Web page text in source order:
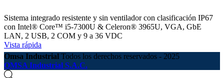
Sistema integrado resistente y sin ventilador con clasificación IP67
con Intel® Core™ i5-7300U & Celeron® 3965U, VGA, GbE
LAN, 2 USB, 2 COM y 9 a 36 VDC
Vista rápida
Omsa Industrial Todos los derechos reservados - 2025
OMSA Industrial S.A.C.